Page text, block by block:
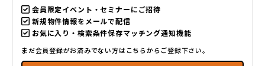
会員限定イベント・セミナーにご招待
新規物件情報をメールで配信
お気に入り・検索条件保存マッチング通知機能
まだ会員登録がお済みでない方はこちらからご登録下さい。